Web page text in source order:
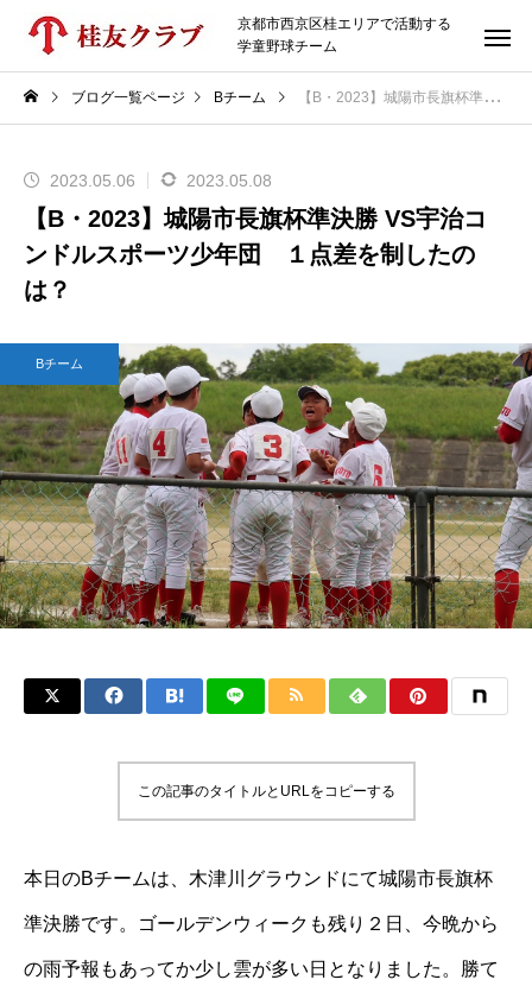
京都市西京区桂エリアで活動する
学童野球チーム
ブログ一覧ページ Bチーム 【B・2023】城陽市長旗杯準決勝 VS宇治コンドルスポーツ少年団 １点差を制したのは？
2023.05.06 2023.05.08
【B・2023】城陽市長旗杯準決勝 VS宇治コ
ンドルスポーツ少年団 １点差を制したの
は？
Bチーム
この記事のタイトルとURLをコピーする
本日のBチームは、木津川グラウンドにて城陽市長旗杯
準決勝です。ゴールデンウィークも残り２日、今晩から
の雨予報もあってか少し雲が多い日となりました。勝て